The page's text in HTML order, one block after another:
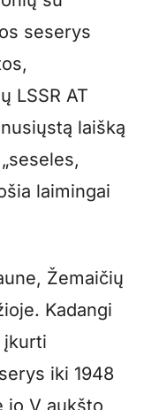
seserys
LSSR AT
laišką
laimingai
Žemaičių
Kadangi
įkurti
iki 1948
jo V aukšto